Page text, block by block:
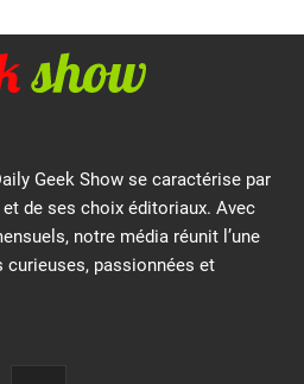
Geek Show se caractérise par
de ses choix éditoriaux. Avec
notre média réunit l’une
passionnées et